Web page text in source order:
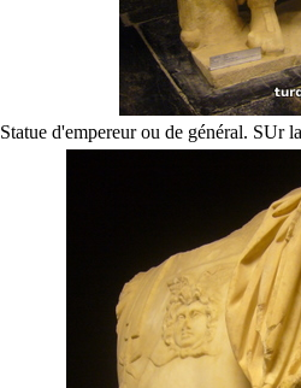
Statue d'empereur ou de général. SUr